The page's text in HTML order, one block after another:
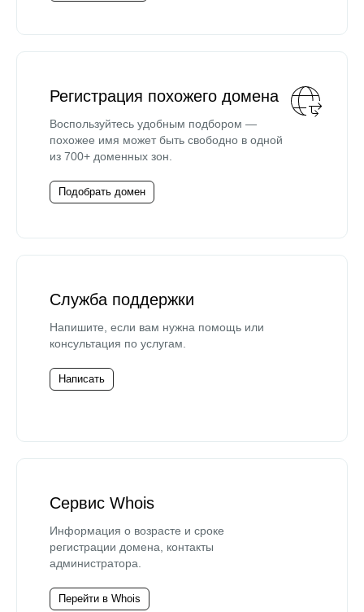
Регистрация похожего домена
Воспользуйтесь удобным подбором —
похожее имя может быть свободно в одной
из 700+ доменных зон.
Подобрать домен
Служба поддержки
Напишите, если вам нужна помощь или
консультация по услугам.
Написать
Сервис Whois
Информация о возрасте и сроке
регистрации домена, контакты
администратора.
Перейти в Whois